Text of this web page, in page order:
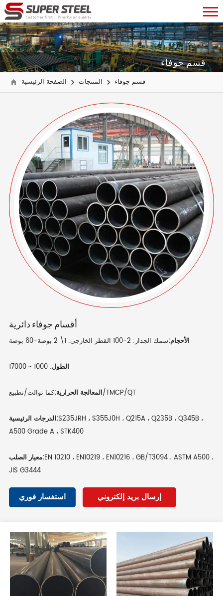
قسم جوفاء
الصفحة الرئيسية المنتجات قسم جوفاء
أقسام جوفاء دائرية
الأحجام:سمك الجدار: 2-100 القطر الخارجي: 1\ 2 بوصة-60 بوصة
الطول: 1000 ~ 17000
المعالجة الحرارية:كما توالت/تطبيع/TMCP/QT
الدرجات الرئيسية:S235JRH ، S355J0H ، Q215A ، Q235B ، Q345B ،
A500 Grade A ، STK400
معيار الصلب:EN 10210 ، EN10219 ، EN10216 ، GB/T3094 ، ASTM A500 ،
JIS G3444
استفسار فوري إرسال بريد إلكتروني